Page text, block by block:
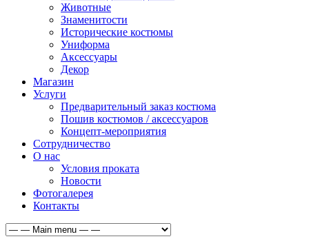
Животные
Знаменитости
Исторические костюмы
Униформа
Аксессуары
Декор
Магазин
Услуги
Предварительный заказ костюма
Пошив костюмов / аксессуаров
Концепт-мероприятия
Сотрудничество
О нас
Условия проката
Новости
Фотогалерея
Контакты